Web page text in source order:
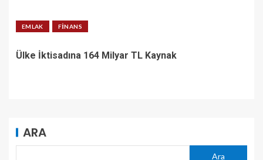
EMLAK FINANS
Ülke İktisadına 164 Milyar TL Kaynak
ARA
Ara